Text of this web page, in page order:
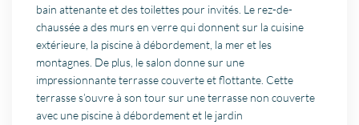
bain attenante et des toilettes pour invités. Le rez-de-
chaussée a des murs en verre qui donnent sur la cuisine
extérieure, la piscine à débordement, la mer et les
montagnes. De plus, le salon donne sur une
impressionnante terrasse couverte et flottante. Cette
terrasse s’ouvre à son tour sur une terrasse non couverte
avec une piscine à débordement et le jardin